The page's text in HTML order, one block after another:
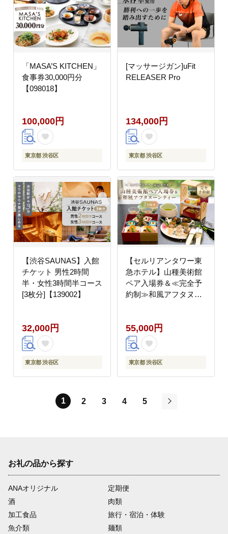
「MASA’S KITCHEN」
食事券30,000円分
【098018】
100,000円
東京都 渋谷区
[マッサージガン]uFit
RELEASER Pro
134,000円
東京都 渋谷区
【渋谷SAUNAS】入館
チケット 男性2時間
半・女性3時間半コース
[3枚分]【139002】
32,000円
東京都 渋谷区
【セルリアンタワー東
急ホテル】山種美術館
ペア入場券＆≪完全予
約制≫和風アフタヌー
ご利用券 2名様分乾杯
スパークリングワイン
付
55,000円
東京都 渋谷区
1 2 3 4
5
お礼の品から探す
ANAオリジナル
定期便
酒
肉類
加工食品
旅行・宿泊・体験
魚介類
麺類